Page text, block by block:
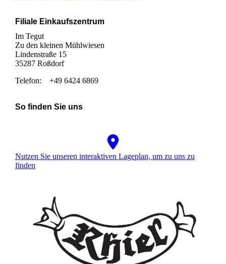
Filiale Einkaufszentrum
Im Tegut
Zu den kleinen Mühlwiesen
Lindenstraße 15
35287 Roßdorf
Telefon: +49 6424 6869
So finden Sie uns
Nutzen Sie unseren interaktiven La­ge­plan, um zu uns zu
finden